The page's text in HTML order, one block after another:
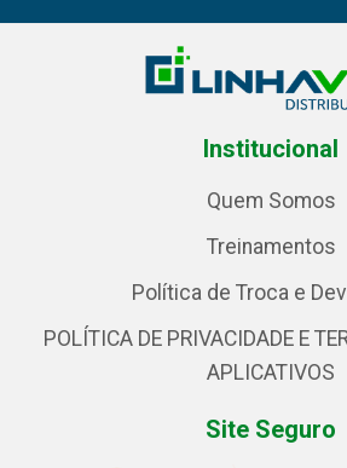
Institucional
Quem Somos
Treinamentos
Política de Troca e
POLÍTICA DE PRIVACIDADE E
APLICATIVOS
Site Seguro